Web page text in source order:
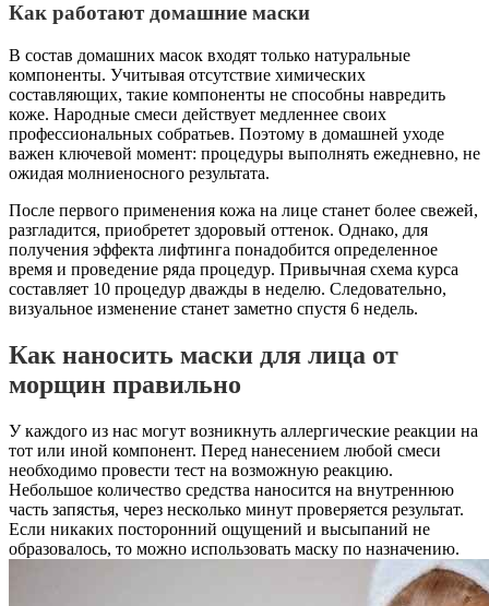
Как работают домашние маски
В состав домашних масок входят только натуральные
компоненты. Учитывая отсутствие химических
составляющих, такие компоненты не способны навредить
коже. Народные смеси действует медленнее своих
профессиональных собратьев. Поэтому в домашней уходе
важен ключевой момент: процедуры выполнять ежедневно, не
ожидая молниеносного результата.
После первого применения кожа на лице станет более свежей,
разгладится, приобретет здоровый оттенок. Однако, для
получения эффекта лифтинга понадобится определенное
время и проведение ряда процедур. Привычная схема курса
составляет 10 процедур дважды в неделю. Следовательно,
визуальное изменение станет заметно спустя 6 недель.
Как наносить маски для лица от
морщин правильно
У каждого из нас могут возникнуть аллергические реакции на
тот или иной компонент. Перед нанесением любой смеси
необходимо провести тест на возможную реакцию.
Небольшое количество средства наносится на внутреннюю
часть запястья, через несколько минут проверяется результат.
Если никаких посторонний ощущений и высыпаний не
образовалось, то можно использовать маску по назначению.